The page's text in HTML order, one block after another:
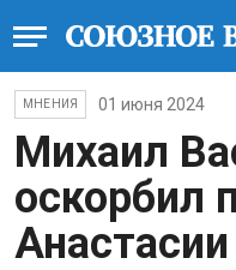
МНЕНИЯ 01 июня 2024
Михаил
оскорбил